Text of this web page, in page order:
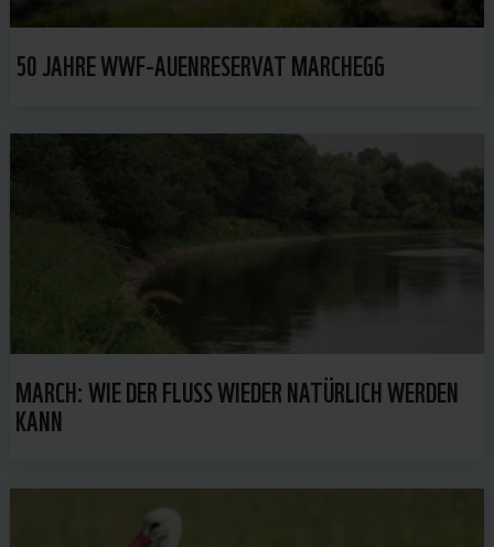
50 JAHRE WWF-AUENRESERVAT MARCHEGG
MARCH: WIE DER FLUSS WIEDER NATÜRLICH WERDEN
KANN